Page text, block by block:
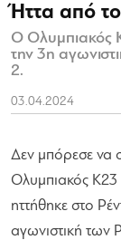
Ήττα από
Ο Ολυμπιακός
την 3η
2.
03.04.2024
Δεν μπόρεσε να
Ολυμπιακός Κ23
ηττήθηκε στο
αγωνιστική των